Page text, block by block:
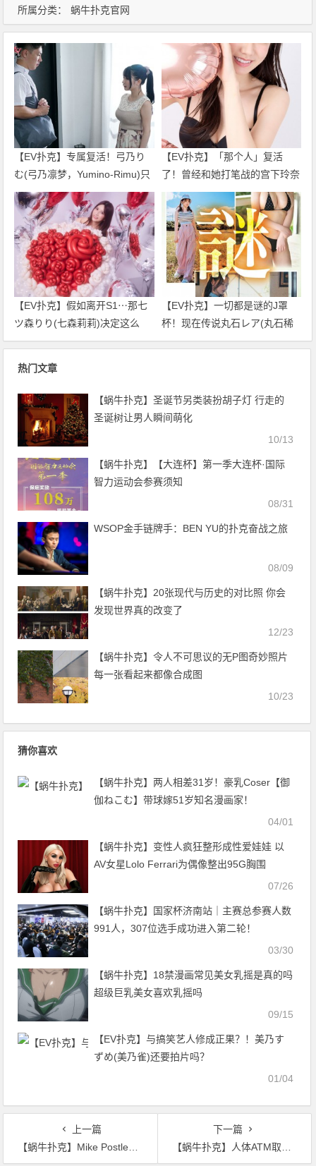
所属分类： 蜗牛扑克官网
【EV扑克】专属复活！弓乃り
む(弓乃凛梦，Yumino-Rimu)只
要不发生那件事我就不引退了！
【EV扑克】「那个人」复活
了！曾经和她打笔战的宫下玲奈
回应是？
【EV扑克】假如离开S1⋯那七
ツ森りり(七森莉莉)决定这么
做！
【EV扑克】一切都是谜的J罩
杯！现在传说丸石レア(丸石稀
有)是⋯
热门文章
【蜗牛扑克】圣诞节另类装扮胡子灯 行走的
圣诞树让男人瞬间萌化
10/13
【蜗牛扑克】【大连杯】第一季大连杯·国际
智力运动会参赛须知
08/31
WSOP金手链牌手：BEN YU的扑克奋战之旅
08/09
【蜗牛扑克】20张现代与历史的对比照 你会
发现世界真的改变了
12/23
【蜗牛扑克】令人不可思议的无P图奇妙照片
每一张看起来都像合成图
10/23
猜你喜欢
【蜗牛扑克】两人相差31岁！豪乳Coser【御
伽ねこむ】带球嫁51岁知名漫画家！
04/01
【蜗牛扑克】变性人疯狂整形成性爱娃娃 以
AV女星Lolo Ferrari为偶像整出95G胸围
07/26
【蜗牛扑克】国家杯济南站｜主赛总参赛人数
991人，307位选手成功进入第二轮！
03/30
【蜗牛扑克】18禁漫画常见美女乳摇是真的吗
超级巨乳美女喜欢乳摇吗
09/15
【EV扑克】与搞笑艺人修成正果？！美乃す
ずめ(美乃雀)还要拍片吗？
01/04
上一篇
【蜗牛扑克】Mike Postle和斯通斯对簿公堂，赔偿高达$1000万
下一篇
【蜗牛扑克】人体ATM取款机 刷卡输密码轻松“吐”出钱来